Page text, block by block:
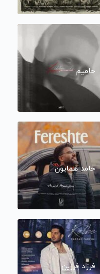
حامیم
حامد همایون
فرزاد فرزین